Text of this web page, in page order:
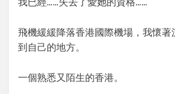
飛機緩緩降落香港國際機場，我懷著
到自己的地方。
一個熟悉又陌生的香港。